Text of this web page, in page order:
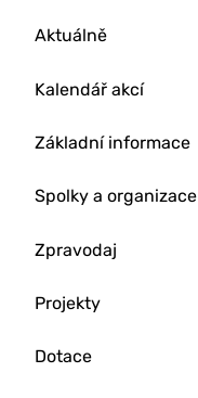
Aktuálně
Kalendář akcí
Základní informace
Spolky a organizace
Zpravodaj
Projekty
Dotace